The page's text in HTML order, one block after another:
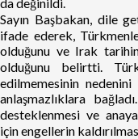
Sayın Başbakan, dile
ifade ederek,
olduğunu ve Irak
olduğunu belirtti.
edilmemesinin
anlaşmazlıklara
desteklenmesi ve
için engellerin